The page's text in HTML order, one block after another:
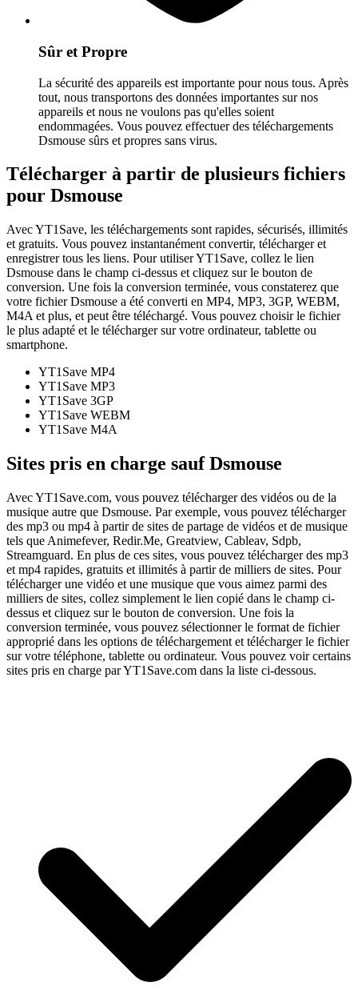
Sûr et Propre
La sécurité des appareils est importante pour nous tous. Après
tout, nous transportons des données importantes sur nos
appareils et nous ne voulons pas qu'elles soient
endommagées. Vous pouvez effectuer des téléchargements
Dsmouse sûrs et propres sans virus.
Télécharger à partir de plusieurs fichiers
pour Dsmouse
Avec YT1Save, les téléchargements sont rapides, sécurisés, illimités
et gratuits. Vous pouvez instantanément convertir, télécharger et
enregistrer tous les liens. Pour utiliser YT1Save, collez le lien
Dsmouse dans le champ ci-dessus et cliquez sur le bouton de
conversion. Une fois la conversion terminée, vous constaterez que
votre fichier Dsmouse a été converti en MP4, MP3, 3GP, WEBM,
M4A et plus, et peut être téléchargé. Vous pouvez choisir le fichier
le plus adapté et le télécharger sur votre ordinateur, tablette ou
smartphone.
YT1Save MP4
YT1Save MP3
YT1Save 3GP
YT1Save WEBM
YT1Save M4A
Sites pris en charge sauf Dsmouse
Avec YT1Save.com, vous pouvez télécharger des vidéos ou de la
musique autre que Dsmouse. Par exemple, vous pouvez télécharger
des mp3 ou mp4 à partir de sites de partage de vidéos et de musique
tels que Animefever, Redir.Me, Greatview, Cableav, Sdpb,
Streamguard. En plus de ces sites, vous pouvez télécharger des mp3
et mp4 rapides, gratuits et illimités à partir de milliers de sites. Pour
télécharger une vidéo et une musique que vous aimez parmi des
milliers de sites, collez simplement le lien copié dans le champ ci-
dessus et cliquez sur le bouton de conversion. Une fois la
conversion terminée, vous pouvez sélectionner le format de fichier
approprié dans les options de téléchargement et télécharger le fichier
sur votre téléphone, tablette ou ordinateur. Vous pouvez voir certains
sites pris en charge par YT1Save.com dans la liste ci-dessous.